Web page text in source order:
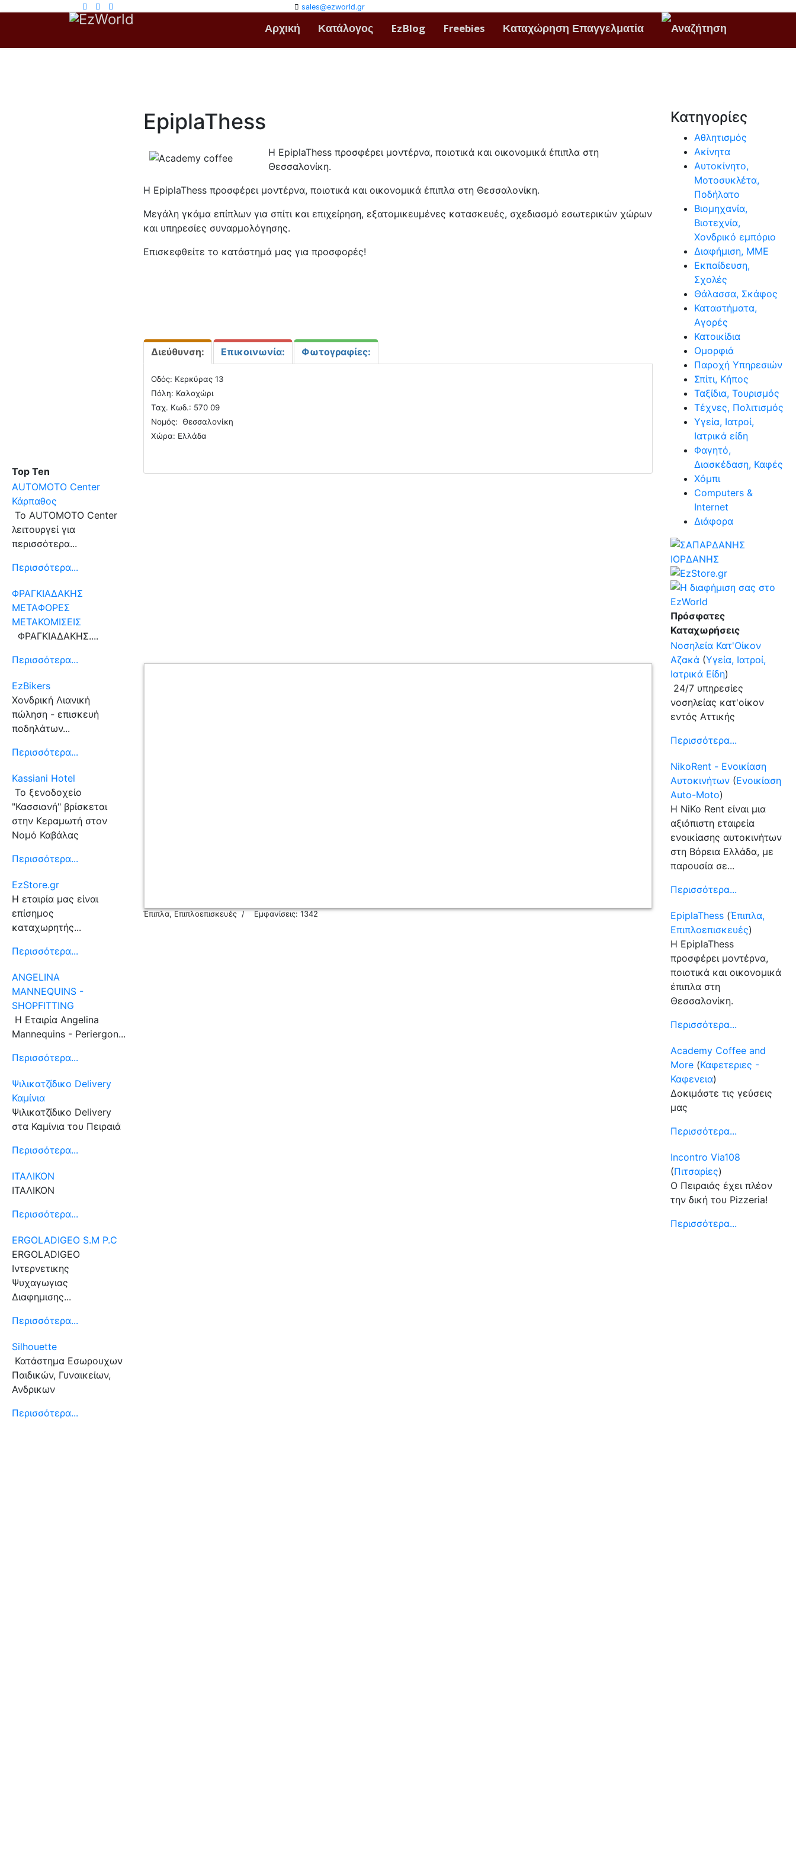
sales@ezworld.gr
Αρχική Κατάλογος EzBlog Freebies Καταχώρηση Επαγγελματία
Top Ten
AUTOMOTO Center
Κάρπαθος
Το AUTOMOTO Center
λειτουργεί για
περισσότερα...
Περισσότερα...
ΦΡΑΓΚΙΑΔΑΚΗΣ
ΜΕΤΑΦΟΡΕΣ
ΜΕΤΑΚΟΜΙΣΕΙΣ
ΦΡΑΓΚΙΑΔΑΚΗΣ....
Περισσότερα...
EzBikers
Χονδρική Λιανική
πώληση - επισκευή
ποδηλάτων...
Περισσότερα...
Kassiani Hotel
Το ξενοδοχείο
"Κασσιανή" βρίσκεται
στην Κεραμωτή στον
Νομό Καβάλας
Περισσότερα...
EzStore.gr
Η εταιρία μας είναι
επίσημος
καταχωρητής...
Περισσότερα...
ANGELINA
MANNEQUINS -
SHOPFITTING
Η Εταιρία Angelina
Mannequins - Periergon...
Περισσότερα...
Ψιλικατζίδικο Delivery
Καμίνια
Ψιλικατζίδικο Delivery
στα Καμίνια του Πειραιά
Περισσότερα...
ΙΤΑΛΙΚΟΝ
ΙΤΑΛΙΚΟΝ
Περισσότερα...
ERGOLADIGEO S.M P.C
ERGOLADIGEO
Iντερνετικης
Ψυχαγωγιας
Διαφημισης...
Περισσότερα...
Silhouette
Κατάστημα Εσωρουχων
Παιδικών, Γυναικείων,
Ανδρικων
Περισσότερα...
EpiplaThess
Η EpiplaThess προσφέρει μοντέρνα, ποιοτικά και οικονομικά έπιπλα στη
Θεσσαλονίκη.
Η EpiplaThess προσφέρει μοντέρνα, ποιοτικά και οικονομικά έπιπλα στη Θεσσαλονίκη.
Μεγάλη γκάμα επίπλων για σπίτι και επιχείρηση, εξατομικευμένες κατασκευές, σχεδιασμό εσωτερικών χώρων
και υπηρεσίες συναρμολόγησης.
Επισκεφθείτε το κατάστημά μας για προσφορές!
Διεύθυνση: Επικοινωνία: Φωτογραφίες:
Οδός: Κερκύρας 13
Πόλη: Καλοχώρι
Ταχ. Κωδ.: 570 09
Νομός: Θεσσαλονίκη
Χώρα: Ελλάδα
Έπιπλα, Επιπλοεπισκευές Εμφανίσεις: 1342
Κατηγορίες
Αθλητισμός
Ακίνητα
Αυτοκίνητο,
Μοτοσυκλέτα,
Ποδήλατο
Βιομηχανία,
Βιοτεχνία,
Χονδρικό εμπόριο
Διαφήμιση, ΜΜΕ
Εκπαίδευση,
Σχολές
Θάλασσα, Σκάφος
Καταστήματα,
Αγορές
Κατοικίδια
Ομορφιά
Παροχή Υπηρεσιών
Σπίτι, Κήπος
Ταξίδια, Τουρισμός
Τέχνες, Πολιτισμός
Υγεία, Ιατροί,
Ιατρικά είδη
Φαγητό,
Διασκέδαση, Καφές
Χόμπι
Computers &
Internet
Διάφορα
Πρόσφατες
Καταχωρήσεις
Νοσηλεία Κατ'Οίκον
Αζακά (Υγεία, Ιατροί,
Ιατρικά Είδη)
24/7 υπηρεσίες
νοσηλείας κατ'οίκον
εντός Αττικής
Περισσότερα...
NikoRent - Ενοικίαση
Αυτοκινήτων (Ενοικίαση
Auto-Moto)
Η NiKo Rent είναι μια
αξιόπιστη εταιρεία
ενοικίασης αυτοκινήτων
στη Βόρεια Ελλάδα, με
παρουσία σε...
Περισσότερα...
EpiplaThess (Έπιπλα,
Επιπλοεπισκευές)
Η EpiplaThess
προσφέρει μοντέρνα,
ποιοτικά και οικονομικά
έπιπλα στη
Θεσσαλονίκη.
Περισσότερα...
Academy Coffee and
More (Καφετεριες -
Καφενεια)
Δοκιμάστε τις γεύσεις
μας
Περισσότερα...
Incontro Via108
(Πιτσαρίες)
Ο Πειραιάς έχει πλέον
την δική του Pizzeria!
Περισσότερα...